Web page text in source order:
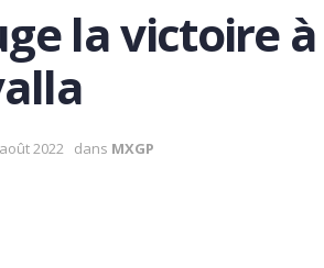
la victoire à
2022 dans MXGP